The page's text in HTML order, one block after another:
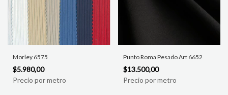
Morley 6575
$5.980,00
Punto Roma Pesado Art 6652
$13.500,00